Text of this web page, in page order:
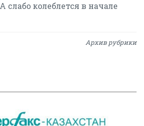
колеблется в начале
Архив рубрики